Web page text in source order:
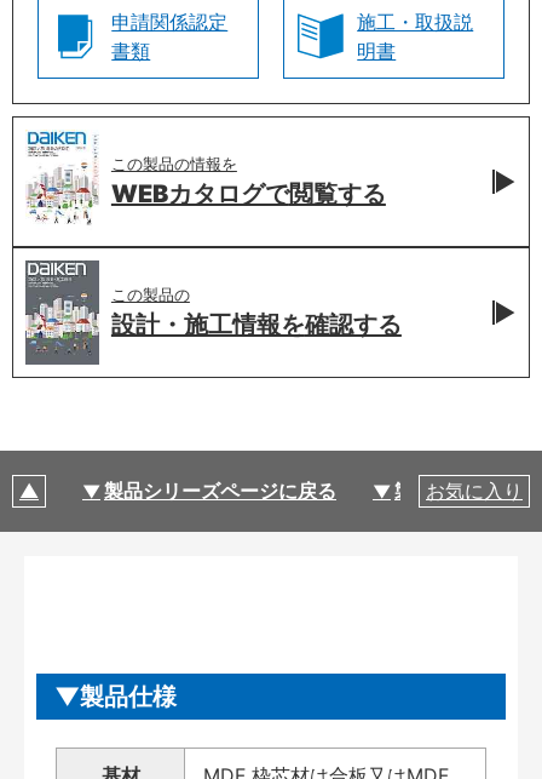
申請関係認定
書類
施工・取扱説
明書
この製品の情報を
WEBカタログで閲覧する
この製品の
設計・施工情報を確認する
製品シリーズページに戻る 製品仕様
お気に入り
製品仕様